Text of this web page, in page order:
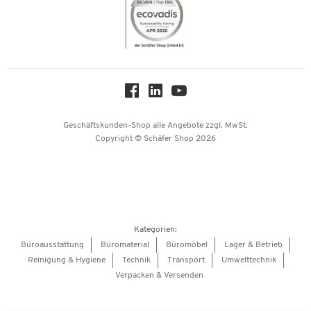
Geschäftskunden-Shop alle Angebote zzgl. MwSt.
Copyright © Schäfer Shop 2026
Kategorien:
Büroausstattung
Büromaterial Büromöbel
Lager & Betrieb
Reinigung & Hygiene
Technik Transport
Umwelttechnik
Verpacken & Versenden